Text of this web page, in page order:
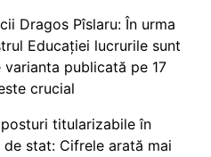
Dragos Pîslaru: În urma
Educației lucrurile sunt
publicată pe 17
crucial
titularizabile în
stat: Cifrele arată mai